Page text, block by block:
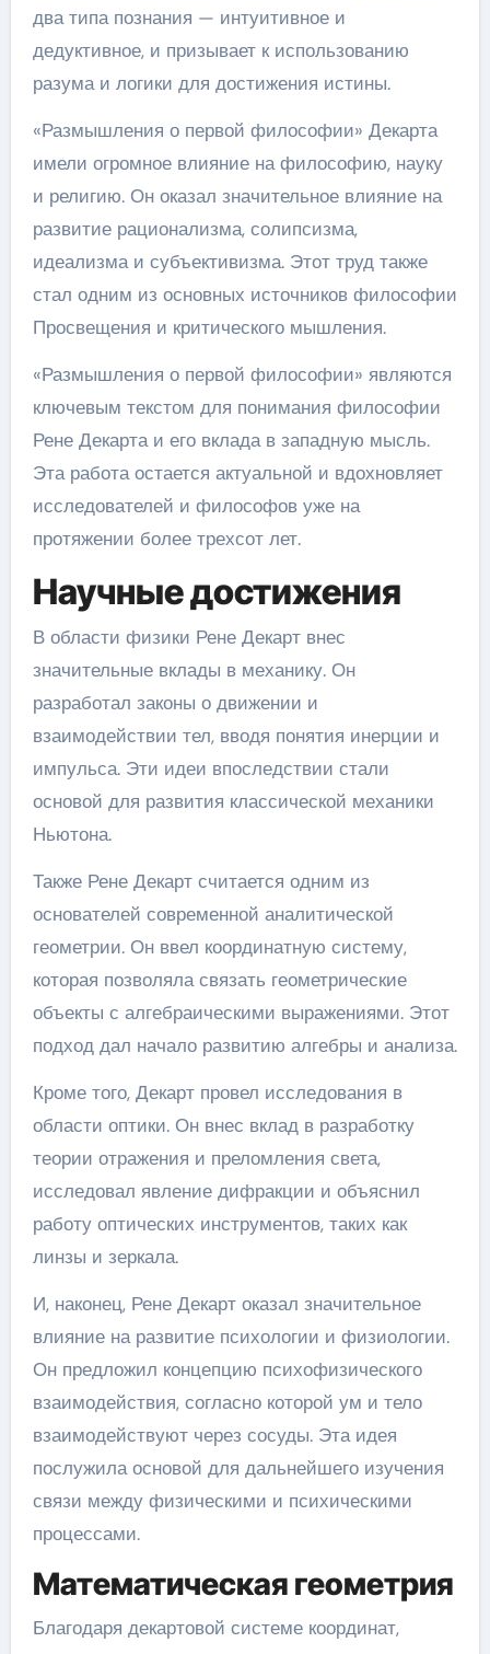
два типа познания — интуитивное и
дедуктивное, и призывает к использованию
разума и логики для достижения истины.
«Размышления о первой философии» Декарта
имели огромное влияние на философию, науку
и религию. Он оказал значительное влияние на
развитие рационализма, солипсизма,
идеализма и субъективизма. Этот труд также
стал одним из основных источников философии
Просвещения и критического мышления.
«Размышления о первой философии» являются
ключевым текстом для понимания философии
Рене Декарта и его вклада в западную мысль.
Эта работа остается актуальной и вдохновляет
исследователей и философов уже на
протяжении более трехсот лет.
Научные достижения
В области физики Рене Декарт внес
значительные вклады в механику. Он
разработал законы о движении и
взаимодействии тел, вводя понятия инерции и
импульса. Эти идеи впоследствии стали
основой для развития классической механики
Ньютона.
Также Рене Декарт считается одним из
основателей современной аналитической
геометрии. Он ввел координатную систему,
которая позволяла связать геометрические
объекты с алгебраическими выражениями. Этот
подход дал начало развитию алгебры и анализа.
Кроме того, Декарт провел исследования в
области оптики. Он внес вклад в разработку
теории отражения и преломления света,
исследовал явление дифракции и объяснил
работу оптических инструментов, таких как
линзы и зеркала.
И, наконец, Рене Декарт оказал значительное
влияние на развитие психологии и физиологии.
Он предложил концепцию психофизического
взаимодействия, согласно которой ум и тело
взаимодействуют через сосуды. Эта идея
послужила основой для дальнейшего изучения
связи между физическими и психическими
процессами.
Математическая геометрия
Благодаря декартовой системе координат,